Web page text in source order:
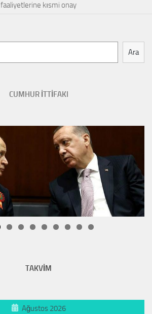
faaliyetlerine kısmi onay
Ara
CUMHUR İTTİFAKI
TAKVİM
Ağustos 2026